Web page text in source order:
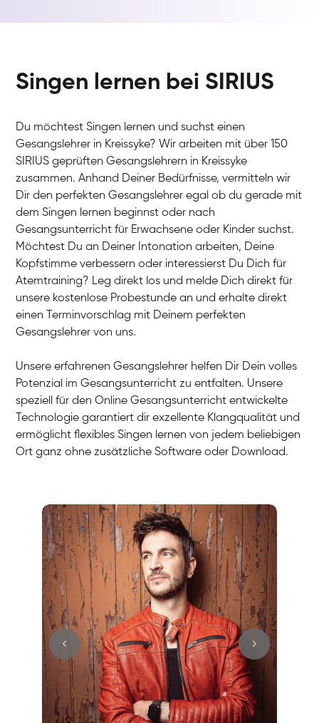
Singen lernen bei SIRIUS
Du möchtest Singen lernen und suchst einen
Gesangslehrer in Kreissyke? Wir arbeiten mit über 150
SIRIUS geprüften Gesangslehrern in Kreissyke
zusammen. Anhand Deiner Bedürfnisse, vermitteln wir
Dir den perfekten Gesangslehrer egal ob du gerade mit
dem Singen lernen beginnst oder nach
Gesangsunterricht für Erwachsene oder Kinder suchst.
Möchtest Du an Deiner Intonation arbeiten, Deine
Kopfstimme verbessern oder interessierst Du Dich für
Atemtraining? Leg direkt los und melde Dich direkt für
unsere kostenlose Probestunde an und erhalte direkt
einen Terminvorschlag mit Deinem perfekten
Gesangslehrer von uns.
Unsere erfahrenen Gesangslehrer helfen Dir Dein volles
Potenzial im Gesangsunterricht zu entfalten. Unsere
speziell für den Online Gesangsunterricht entwickelte
Technologie garantiert dir exzellente Klangqualität und
ermöglicht flexibles Singen lernen von jedem beliebigen
Ort ganz ohne zusätzliche Software oder Download.
Stefan
Gesang / Vocal